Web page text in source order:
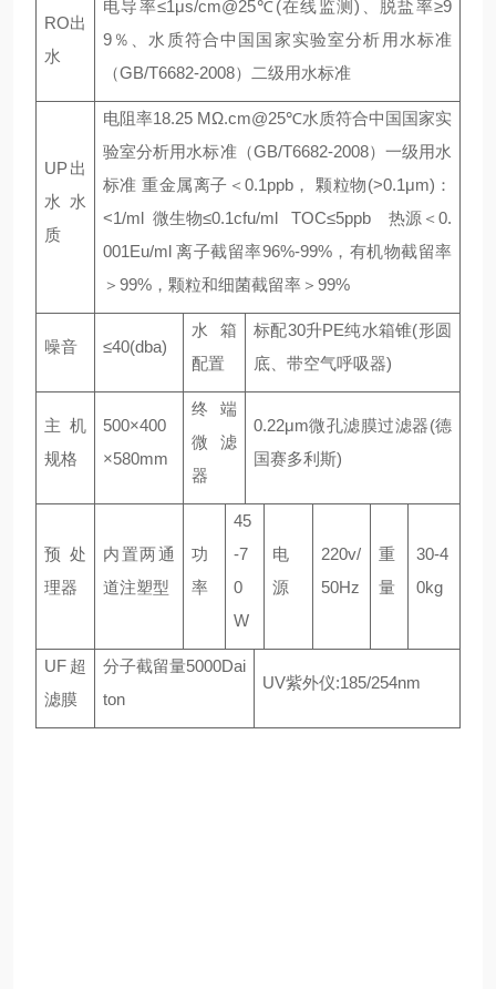
RO出
水
电导率≤1μs/cm@25℃(在线监测)、脱盐率≥9
9％、水质符合中国国家实验室分析用水标准
（GB/T6682-2008）二级用水标准
UP出
水水
质
电阻率18.25 MΩ.cm@25℃水质符合中国国家实
验室分析用水标准（GB/T6682-2008）一级用水
标准 重金属离子＜0.1ppb， 颗粒物(>0.1μm)：
<1/ml 微生物≤0.1cfu/ml TOC≤5ppb 热源＜0.
001Eu/ml 离子截留率96%-99%，有机物截留率
＞99%，颗粒和细菌截留率＞99%
噪音 ≤40(dba)
水箱
配置
标配30升PE纯水箱锥(形圆
底、带空气呼吸器)
主机
规格
500×400
×580mm
终端
微滤
器
0.22μm微孔滤膜过滤器(德
国赛多利斯)
预处
理器
内置两通
道注塑型
功
率
45
-7
0
W
电
源
220v/
50Hz
重
量
30-4
0kg
UF超
滤膜
分子截留量5000Dai
ton
UV紫外仪:185/254nm